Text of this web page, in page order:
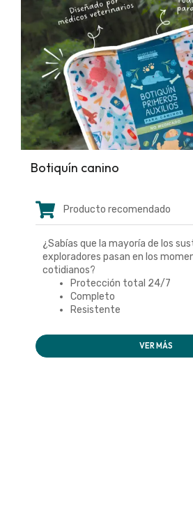
Botiquín canino
Producto recomendado
¿Sabías que la mayoría de los
exploradores pasan en los
cotidianos?
Protección total 24/7
Completo
Resistente
VER MÁS